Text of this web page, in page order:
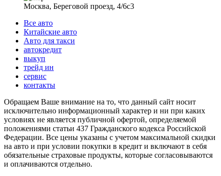
Москва, Береговой проезд, 4/6с3
Все авто
Китайские авто
Авто для такси
автокредит
выкуп
трейд ин
сервис
контакты
Обращаем Ваше внимание на то, что данный сайт носит
исключительно информационный характер и ни при каких
условиях не является публичной офертой, определяемой
положениями статьи 437 Гражданского кодекса Российской
Федерации. Все цены указаны с учетом максимальной скидки
на авто и при условии покупки в кредит и включают в себя
обязательные страховые продукты, которые согласовываются
и оплачиваются отдельно.